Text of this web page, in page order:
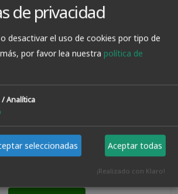
Abrasivas Azul. Grano 80
de privacidad
desactivar el uso de cookies por tipo de
por favor lea nuestra política de
Analítica
seleccionadas Aceptar todas
¡Realizado con Klaro!